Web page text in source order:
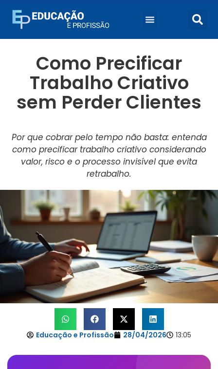
Como Precificar
Trabalho Criativo
sem Perder Clientes
Por que cobrar pelo tempo não basta: entenda
como precificar trabalho criativo considerando
valor, risco e o processo invisível que evita
retrabalho.
Educação e Profissão 28/04/2026 13:05